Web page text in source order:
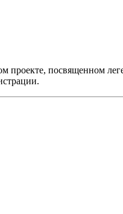
проекте, посвященном